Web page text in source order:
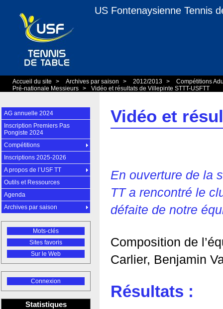
US Fontenaysienne Tennis
Accueil du site > Archives par saison > 2012/2013 >
Compétitions
Pré-nationale Messieurs > Vidéo et résultats de Villepinte STTT-USFTT
Vidéo et
En ouverture de la
TT a rencontré le
défaite de notre
Composition de
Carlier, Benjamin
Résultats :
AG annuelle 2024
Inscription Premiers Pas
Pongiste 2024
Compétitions
Inscriptions 2025-2026
A propos de l’USF TT
Outils et Ressources
Agenda
Archives par saison
Mots-clés
Sites favoris
Sur le Web
Connexion
Statistiques